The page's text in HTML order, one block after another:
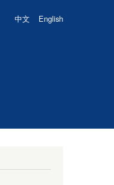
中文 English